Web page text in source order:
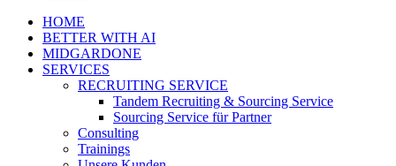
HOME
BETTER WITH AI
MIDGARDONE
SERVICES
RECRUITING SERVICE
Tandem Recruiting & Sourcing Service
Sourcing Service für Partner
Consulting
Trainings